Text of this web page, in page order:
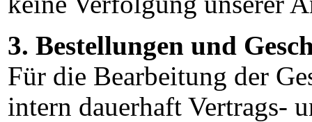
3. Bestellungen und
Für die Bearbeitung der
intern dauerhaft Vertrags-